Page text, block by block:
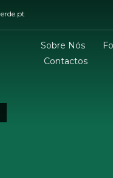
Sobre Nós
Contactos